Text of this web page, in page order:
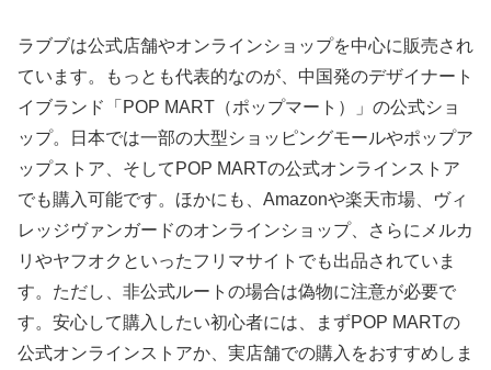
ラブブは公式店舗やオンラインショップを中心に販売され
ています。もっとも代表的なのが、中国発のデザイナート
イブランド「POP MART（ポップマート）」の公式ショ
ップ。日本では一部の大型ショッピングモールやポップア
ップストア、そしてPOP MARTの公式オンラインストア
でも購入可能です。ほかにも、Amazonや楽天市場、ヴィ
レッジヴァンガードのオンラインショップ、さらにメルカ
リやヤフオクといったフリマサイトでも出品されていま
す。ただし、非公式ルートの場合は偽物に注意が必要で
す。安心して購入したい初心者には、まずPOP MARTの
公式オンラインストアか、実店舗での購入をおすすめしま